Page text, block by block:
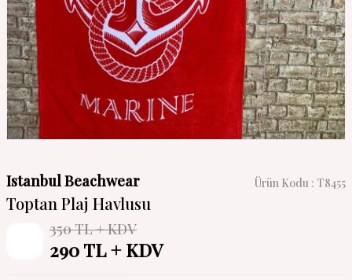
Istanbul Beachwear Ürün Kodu : T8455
Toptan Plaj Havlusu
350TL + KDV
290TL + KDV